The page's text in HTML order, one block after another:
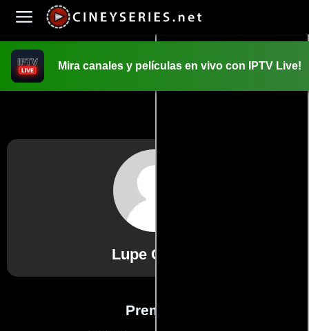
Mira canales y películas en vivo con IPTV Live!
Lupe García
Premios